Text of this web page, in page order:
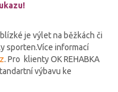
je výlet na běžkách či
sporten.Více informací
. Pro klienty OK REHABKA
výbavu ke